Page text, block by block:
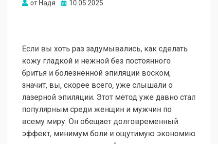
от Надя Опубликовано
10.05.2025
Если вы хоть раз задумывались, как сделать
кожу гладкой и нежной без постоянного
бритья и болезненной эпиляции воском,
значит, вы, скорее всего, уже слышали о
лазерной эпиляции. Этот метод уже давно стал
популярным среди женщин и мужчин по
всему миру. Он обещает долговременный
эффект, минимум боли и ощутимую экономию